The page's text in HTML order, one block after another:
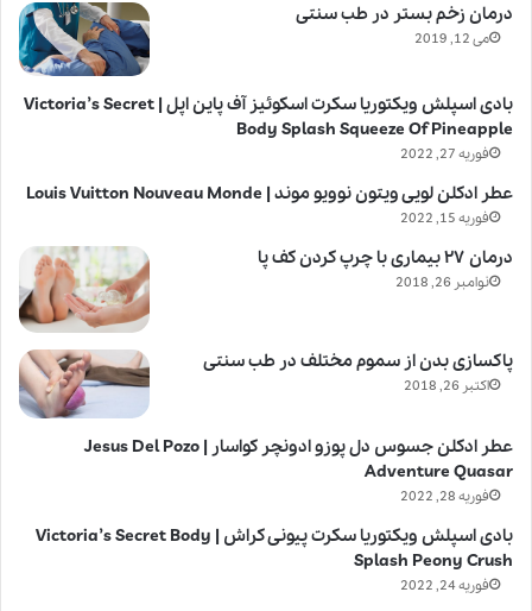
درمان زخم بستر در طب سنتی
می 12, 2019
بادی اسپلش ویکتوریا سکرت اسکوئیز آف پاین اپل | Victoria’s Secret
Body Splash Squeeze Of Pineapple
فوریه 27, 2022
عطر ادکلن لویی ویتون نوویو موند | Louis Vuitton Nouveau Monde
فوریه 15, 2022
درمان ۲۷ بیماری با چرپ کردن کف پا
نوامبر 26, 2018
پاکسازی بدن از سموم مختلف در طب سنتی
اکتبر 26, 2018
عطر ادکلن جسوس دل پوزو ادونچر کواسار | Jesus Del Pozo
Adventure Quasar
فوریه 28, 2022
بادی اسپلش ویکتوریا سکرت پیونی کراش | Victoria’s Secret Body
Splash Peony Crush
فوریه 24, 2022